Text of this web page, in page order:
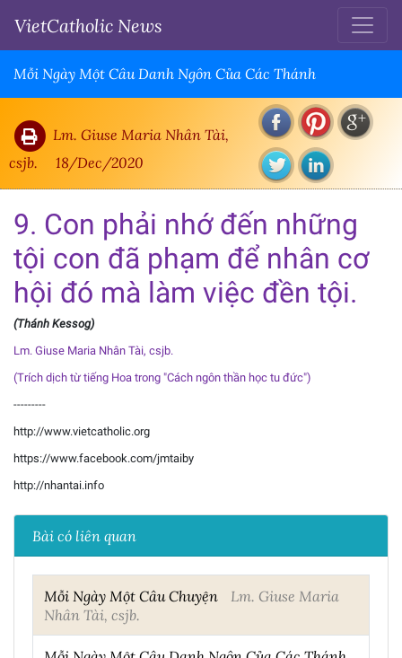
VietCatholic News
Mỗi Ngày Một Câu Danh Ngôn Của Các Thánh
Lm. Giuse Maria Nhân Tài,
csjb.
18/Dec/2020
9. Con phải nhớ đến những
tội con đã phạm để nhân cơ
hội đó mà làm việc đền tội.
(Thánh Kessog)
Lm. Giuse Maria Nhân Tài, csjb.
(Trích dịch từ tiếng Hoa trong "Cách ngôn thần học tu đức")
---------
http://www.vietcatholic.org
https://www.facebook.com/jmtaiby
http://nhantai.info
Bài có liên quan
Mỗi Ngày Một Câu Chuyện
Lm. Giuse Maria
Nhân Tài, csjb.